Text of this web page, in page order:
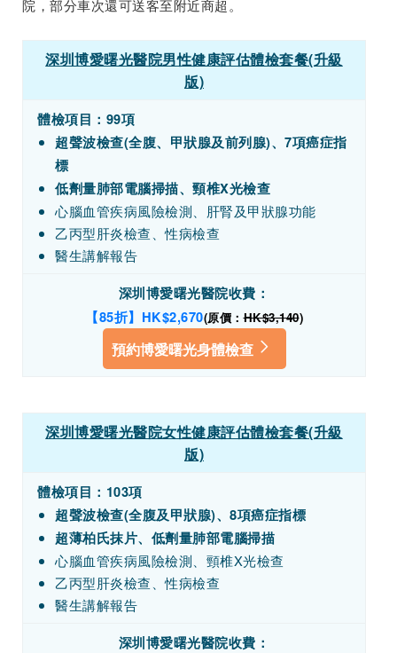
院，部分車次還可送客至附近商超。
深圳博愛曙光醫院男性健康評估體檢套餐(升級
版)
體檢項目：99項
超聲波檢查(全腹、甲狀腺及前列腺)、7項癌症指
標
低劑量肺部電腦掃描、頸椎X光檢查
心腦血管疾病風險檢測、肝腎及甲狀腺功能
乙丙型肝炎檢查、性病檢查
醫生講解報告
深圳博愛曙光醫院收費：
【85折】HK$2,670(原價：HK$3,140)
預約博愛曙光身體檢查
深圳博愛曙光醫院女性健康評估體檢套餐(升級
版)
體檢項目：103項
超聲波檢查(全腹及甲狀腺)、8項癌症指標
超薄柏氏抹片、低劑量肺部電腦掃描
心腦血管疾病風險檢測、頸椎X光檢查
乙丙型肝炎檢查、性病檢查
醫生講解報告
深圳博愛曙光醫院收費：